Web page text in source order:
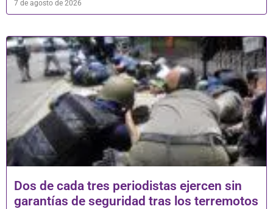
7 de agosto de 2026
Dos de cada tres periodistas ejercen sin
garantías de seguridad tras los terremotos